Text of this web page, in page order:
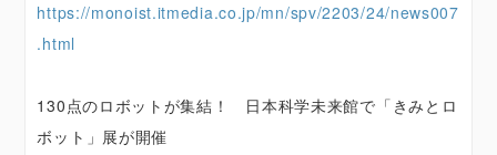
https://monoist.itmedia.co.jp/mn/spv/2203/24/news007
.html
130点のロボットが集結！ 日本科学未来館で「きみとロ
ボット」展が開催